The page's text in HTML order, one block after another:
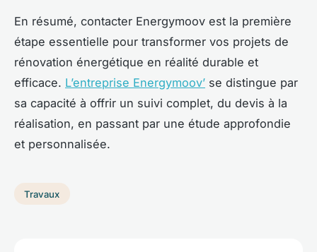
En résumé, contacter Energymoov est la première
étape essentielle pour transformer vos projets de
rénovation énergétique en réalité durable et
efficace. L’entreprise Energymoov’ se distingue par
sa capacité à offrir un suivi complet, du devis à la
réalisation, en passant par une étude approfondie
et personnalisée.
Travaux